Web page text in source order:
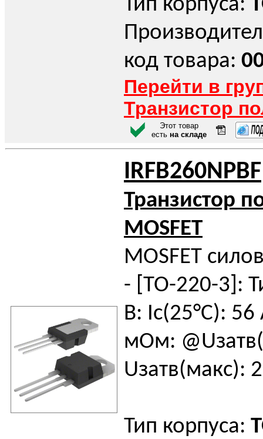
Тип корпуса:
код товара:
Перейти в
Транзистор
Этот товар
есть на складе
IRFB260NPBF
Транзистор
MOSFET
MOSFET
- [TO-220-3]:
В: Iс(25°C):
мОм:
Uзатв(макс):
Тип корпуса: